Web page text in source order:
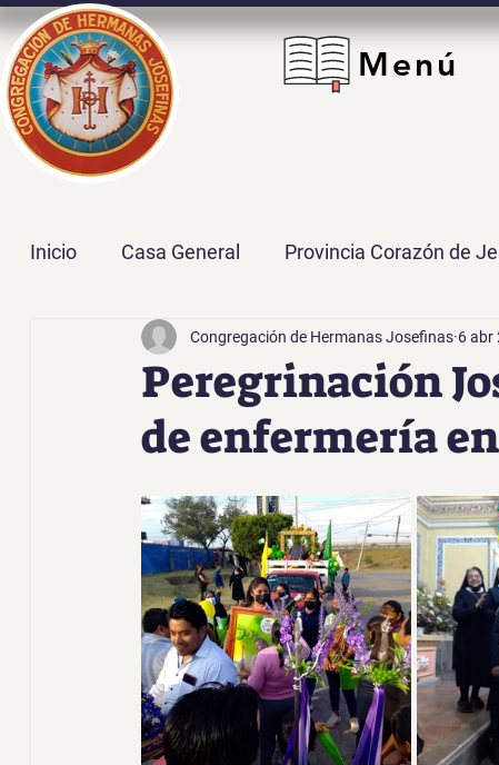
Menú
Inicio Casa General Provincia Corazón de
Provincia María Inmaculada Delegación
Sector Centro
Peregrinación
de enfermería
Congregación de Hermanas Josefinas 6 abr